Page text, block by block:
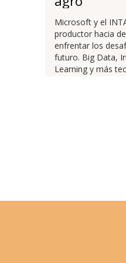
Microsoft y el
productor hacia
enfrentar los
futuro. Big Data,
Learning y más